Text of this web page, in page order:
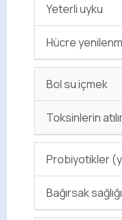
Yeterli uyku
Hücre
Bol su içmek
Toksinlerin
Probiyotikler
Bağırsak